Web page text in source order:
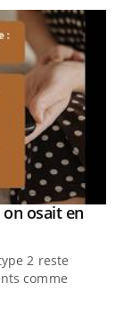
osait en
2 reste
comme